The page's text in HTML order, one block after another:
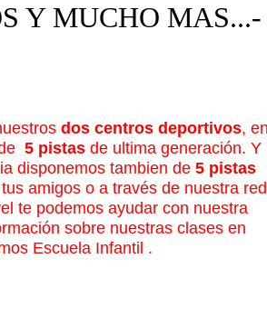
Y MUCHO MAS...-
dos centros deportivos,
5 pistas de ultima generación. Y
disponemos tambien de 5 pistas
amigos o a través de nuestra red
te podemos ayudar con nuestra
sobre nuestras clases en
Escuela Infantil .